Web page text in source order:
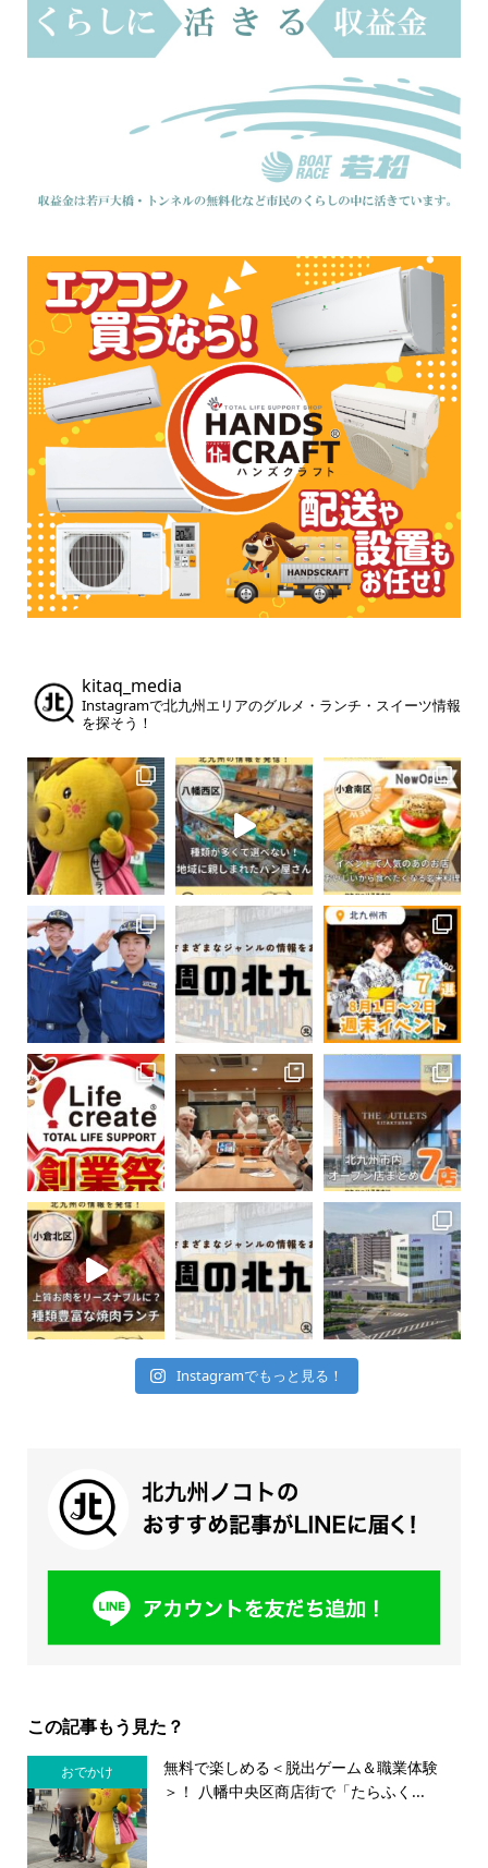
kitaq_media
Instagramで北九州エリアのグルメ・ランチ・スイーツ情報
を探そう！
Instagramでもっと見る！
この記事もう見た？
おでかけ
無料で楽しめる＜脱出ゲーム＆職業体験
＞！ 八幡中央区商店街で「たらふく...